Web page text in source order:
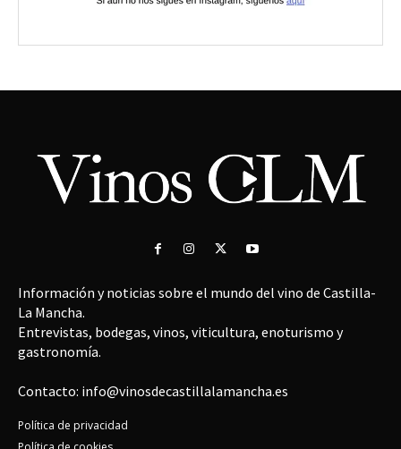
Información y noticias sobre el mundo del vino de Castilla-
La Mancha.
Entrevistas, bodegas, vinos, viticultura, enoturismo y
gastronomía.
Contacto: info@vinosdecastillalamancha.es
Política de privacidad